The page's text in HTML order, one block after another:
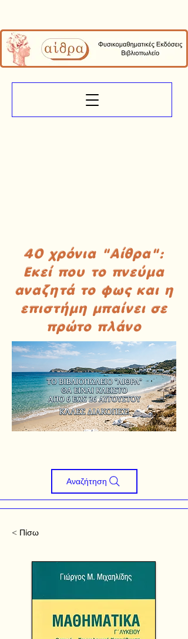
40 χρόνια "Αίθρα":
Εκεί που το πνεύμα
αναζητά το φως και η
επιστήμη μπαίνει σε
πρώτο πλάνο
Αναζήτηση
< Πίσω